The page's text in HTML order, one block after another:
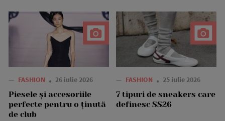
— FASHION 26 iulie 2026
Piesele și accesoriile
perfecte pentru o ținută
de club
— FASHION 25 iulie 2026
7 tipuri de sneakers care
definesc SS26